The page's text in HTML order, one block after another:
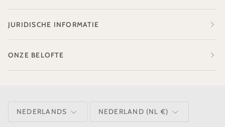
JURIDISCHE INFORMATIE
ONZE BELOFTE
NEDERLANDS NEDERLAND (NL €)